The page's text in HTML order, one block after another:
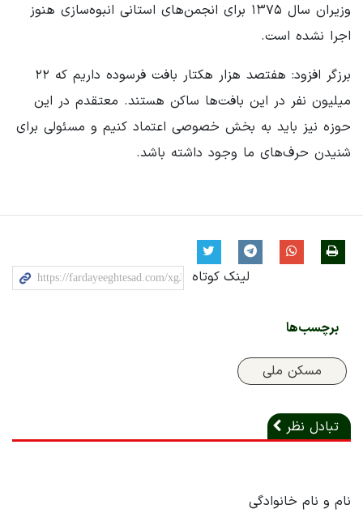
وزیران سال ۱۳۷۵ برای انجمن‌های استانی انبوه‌سازی هنوز
اجرا نشده است.
برزگر افزود: هفتصد هزار هکتار بافت فرسوده داریم که ۲۲
میلیون نفر در این بافت‌ها ساکن هستند. معتقدم در این
حوزه نیز باید به بخش خصوصی اعتماد کنیم و مسئولی برای
شنیدن حرف‌های ما وجود داشته باشد.
لینک کوتاه
برچسب‌ها
مسکن ملی
تبادل نظر
نام و نام خانوادگی